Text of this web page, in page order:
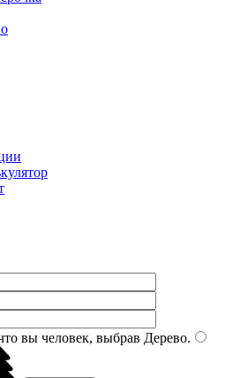
вы человек, выбрав Дерево.